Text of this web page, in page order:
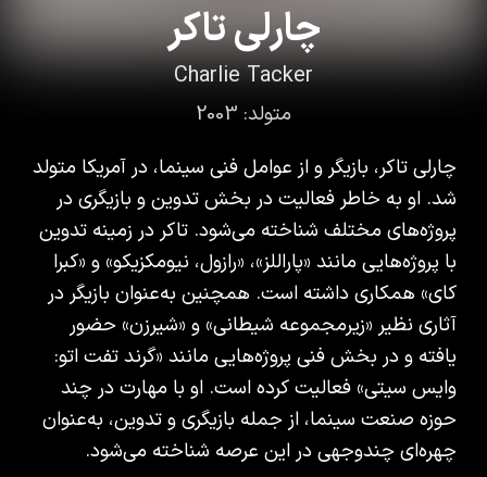
چارلی تاکر
Charlie Tacker
متولد: 2003
چارلی تاکر، بازیگر و از عوامل فنی سینما، در آمریکا متولد
شد. او به خاطر فعالیت در بخش تدوین و بازیگری در
پروژه‌های مختلف شناخته می‌شود. تاکر در زمینه تدوین
با پروژه‌هایی مانند «پاراللز»، «رازول، نیومکزیکو» و «کبرا
کای» همکاری داشته است. همچنین به‌عنوان بازیگر در
آثاری نظیر «زیرمجموعه شیطانی» و «شیرزن» حضور
یافته و در بخش فنی پروژه‌هایی مانند «گرند تفت اتو:
وایس سیتی» فعالیت کرده است. او با مهارت در چند
حوزه صنعت سینما، از جمله بازیگری و تدوین، به‌عنوان
چهره‌ای چندوجهی در این عرصه شناخته می‌شود.